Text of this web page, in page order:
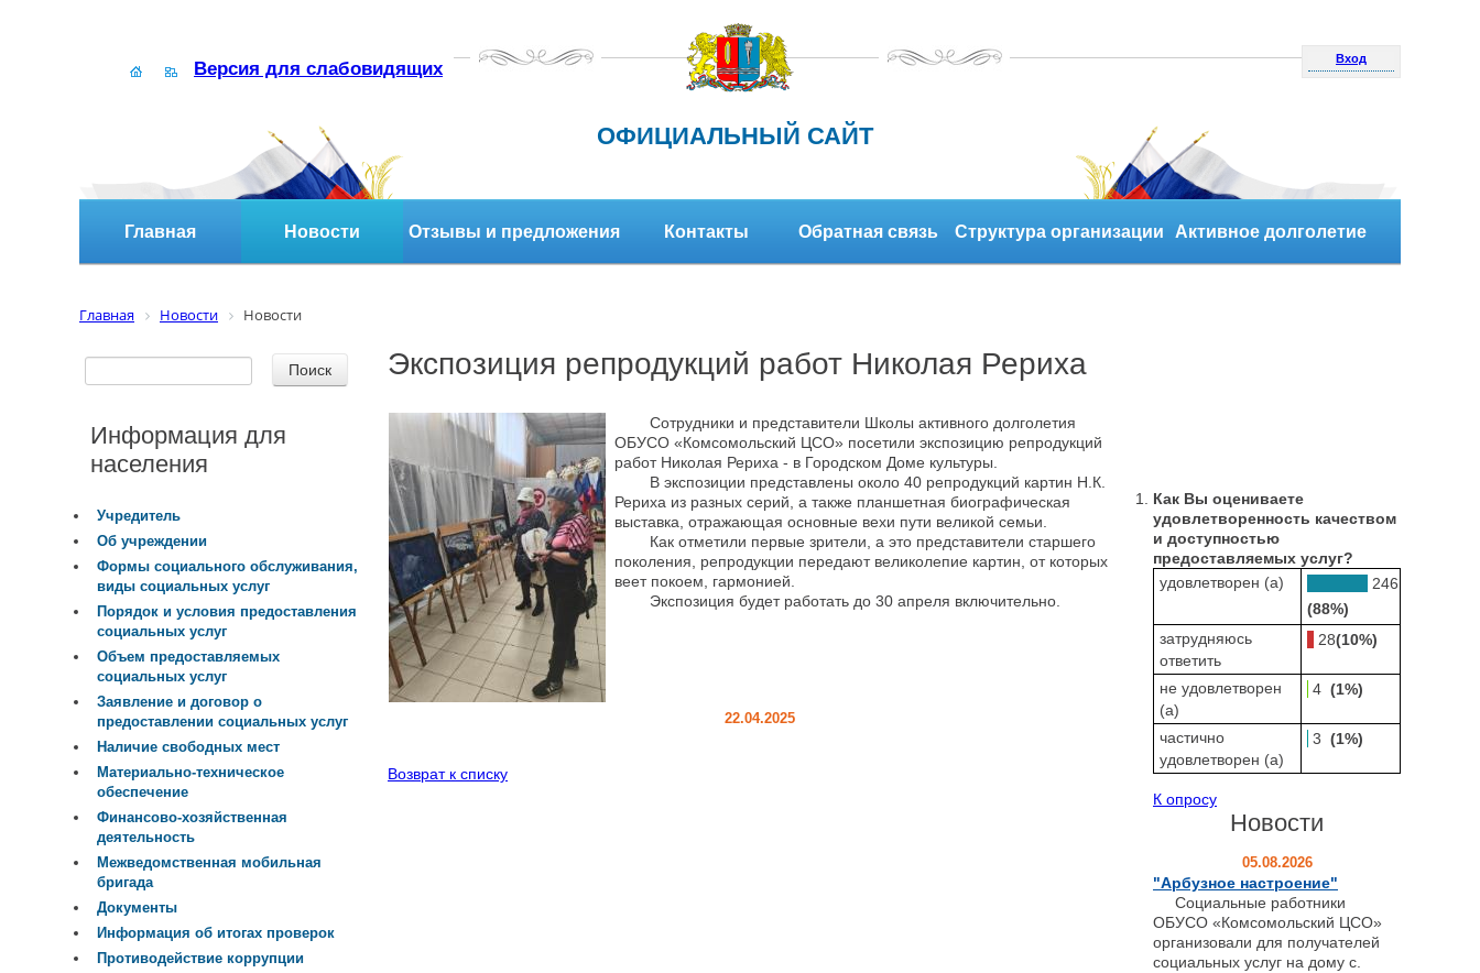
Версия для слабовидящих Вход
ОФИЦИАЛЬНЫЙ САЙТ
Главная Новости Отзывы и предложения Контакты Обратная связь Структура организации Активное долголетие
Главная Новости Новости
Экспозиция репродукций работ Николая Рериха
22.04.2025
Сотрудники и представители Школы активного долголетия
ОБУСО «Комсомольский ЦСО» посетили экспозицию репродукций
работ Николая Рериха - в Городском Доме культуры.
В экспозиции представлены около 40 репродукций картин Н.К.
Рериха из разных серий, а также планшетная биографическая
выставка, отражающая основные вехи пути великой семьи.
Как отметили первые зрители, а это представители старшего
поколения, репродукции передают великолепие картин, от которых
веет покоем, гармонией.
Экспозиция будет работать до 30 апреля включительно.
Возврат к списку
Информация для
населения
Учредитель
Об учреждении
Формы социального обслуживания,
виды социальных услуг
Порядок и условия предоставления
социальных услуг
Объем предоставляемых
социальных услуг
Заявление и договор о
предоставлении социальных услуг
Наличие свободных мест
Материально-техническое
обеспечение
Финансово-хозяйственная
деятельность
Межведомственная мобильная
бригада
Документы
Информация об итогах проверок
Противодействие коррупции
Как Вы оцениваете
удовлетворенность качеством
и доступностью
предоставляемых услуг?
удовлетворен (а)
246
(88%)
затрудняюсь
ответить
28(10%)
не удовлетворен
(а)
4 (1%)
частично
удовлетворен (а)
3 (1%)
К опросу
Новости
05.08.2026
"Арбузное настроение"
Социальные работники
ОБУСО «Комсомольский ЦСО»
организовали для получателей
социальных услуг на дому с.